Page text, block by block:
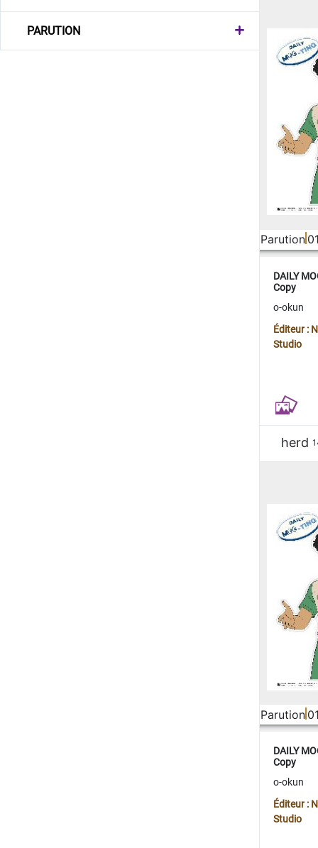
PARUTION
Parution
DAILY
Copy
o-okun
Éditeur :
Studio
herd
Parution
DAILY
Copy
o-okun
Éditeur :
Studio